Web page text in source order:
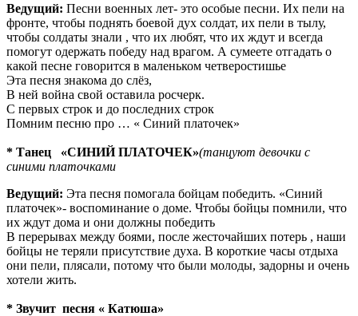
Ведущий: Песни военных лет- это особые песни. Их пели на
фронте, чтобы поднять боевой дух солдат, их пели в тылу,
чтобы солдаты знали , что их любят, что их ждут и всегда
помогут одержать победу над врагом. А сумеете отгадать о
какой песне говорится в маленьком четверостишье
Эта песня знакома до слёз,
В ней война свой оставила росчерк.
С первых строк и до последних строк
Помним песню про … « Синий платочек»
* Танец «СИНИЙ ПЛАТОЧЕК»(танцуют девочки с
синими платочками
Ведущий: Эта песня помогала бойцам победить. «Синий
платочек»- воспоминание о доме. Чтобы бойцы помнили, что
их ждут дома и они должны победить
В перерывах между боями, после жесточайших потерь , наши
бойцы не теряли присутствие духа. В короткие часы отдыха
они пели, плясали, потому что были молоды, задорны и очень
хотели жить.
* Звучит песня « Катюша»